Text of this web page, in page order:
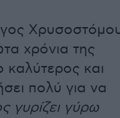
χρόνια της
και
πολύ για να
γυρίζει γύρω